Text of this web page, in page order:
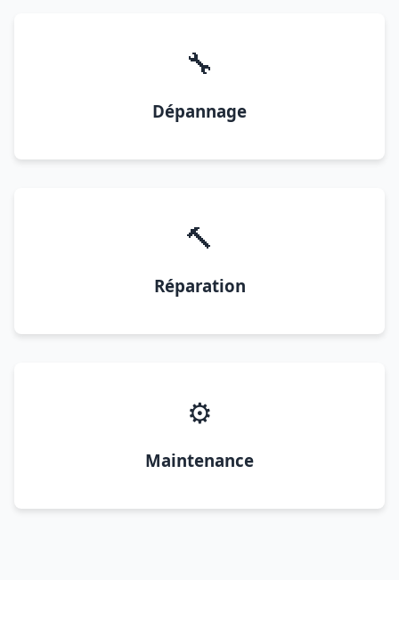
🔧
Dépannage
🔨
Réparation
⚙️
Maintenance